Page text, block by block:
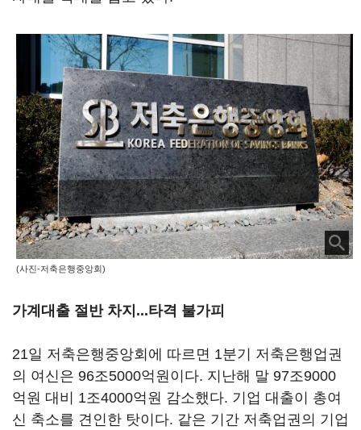
(사진-저축은행중앙회)
가계대출 절반 차지...타격 불가피
21일 저축은행중앙회에 따르면 1분기 저축은행업권
의 여신은 96조5000억원이다. 지난해 말 97조9000
억원 대비 1조4000억원 감소했다. 기업 대출이 총여
신 축소를 견인한 탓이다. 같은 기간 저축업권의 기업